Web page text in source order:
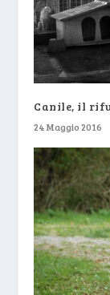
Canile, il
24 Maggio 2016